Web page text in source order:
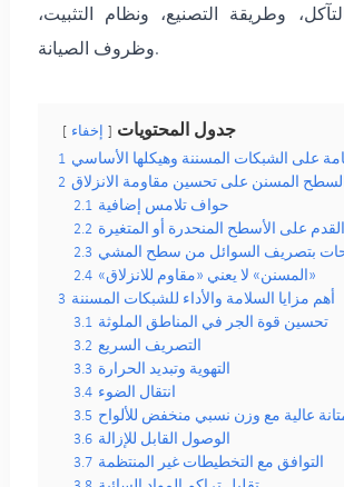
وطريقة التصنيع، ونظام التثبيت،
وظروف الصيانة.
جدول المحتويات إخفاء
1 على الشبكات المسننة وهيكلها الأساسي
2 المسنن على تحسين مقاومة الانزلاق
2.1 حواف تلامس إضافية
2.2 على الأسطح المنحدرة أو المتغيرة
2.3 بتصريف السوائل من سطح المشي
2.4
«المسنن» لا يعني «مقاوم للانزلاق»
3 أهم مزايا السلامة والأداء للشبكات المسننة
3.1 تحسين قوة الجر في المناطق الملوثة
3.2 التصريف السريع
3.3 التهوية وتبديد الحرارة
3.4 انتقال الضوء
3.5 عالية مع وزن نسبي منخفض للألواح
3.6 الوصول القابل للإزالة
3.7 التوافق مع التخطيطات غير المنتظمة